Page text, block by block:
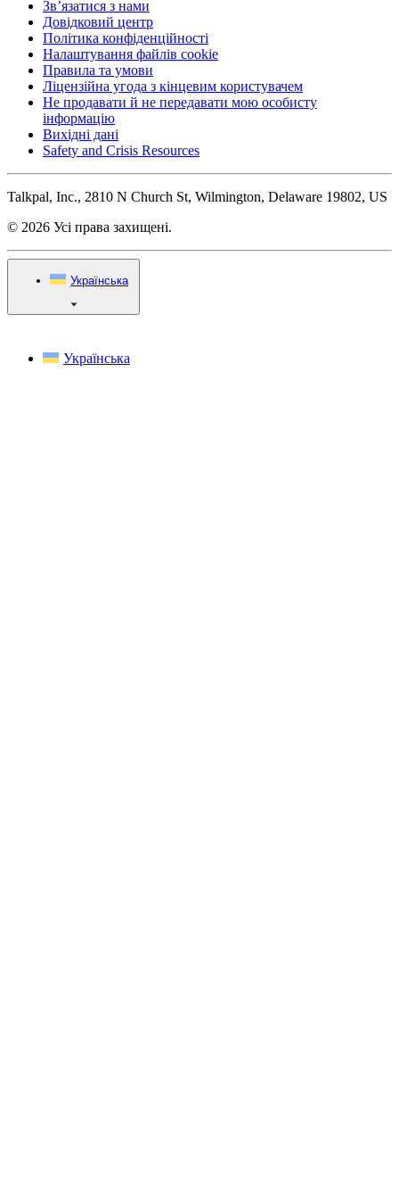
Зв’язатися з нами
Довідковий центр
Політика конфіденційності
Налаштування файлів cookie
Правила та умови
Ліцензійна угода з кінцевим користувачем
Не продавати й не передавати мою особисту
інформацію
Вихідні дані
Safety and Crisis Resources
Talkpal, Inc., 2810 N Church St, Wilmington, Delaware 19802, US
© 2026 Усі права захищені.
Українська
Українська